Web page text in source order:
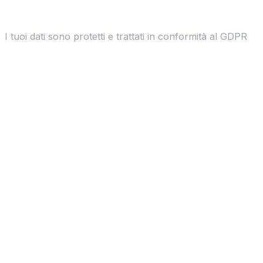
I tuoi dati sono protetti e trattati in conformità al GDPR